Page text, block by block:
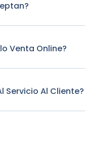
Venta Online?
Servicio Al Cliente?